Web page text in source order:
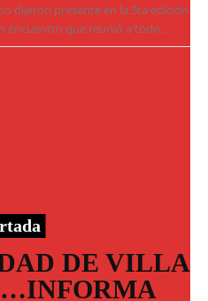
dijeron presente en la 5ta edición
encuentro que reunió a todo...
DE VILLA